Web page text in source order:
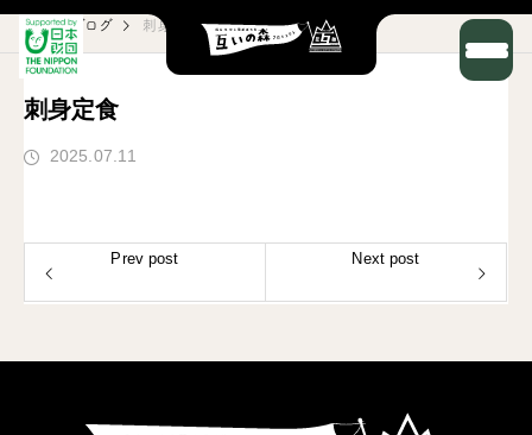
ブログ 刺身定食
刺身定食
2025.07.11
Prev post Next post